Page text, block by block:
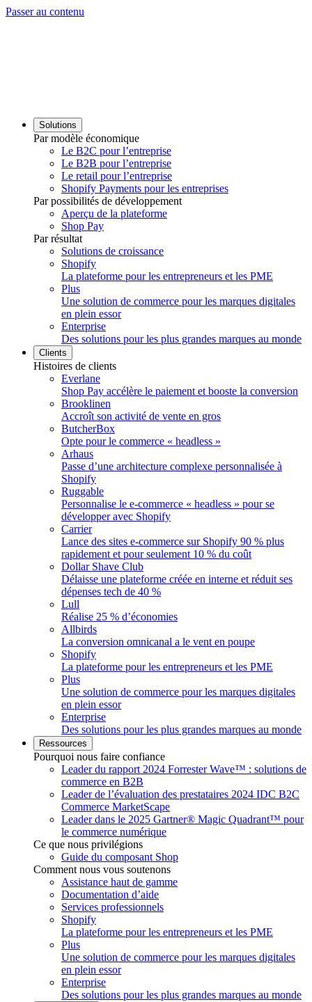
Passer au contenu
Solutions
Par modèle économique
Le B2C pour l’entreprise
Le B2B pour l’entreprise
Le retail pour l’entreprise
Shopify Payments pour les entreprises
Par possibilités de développement
Aperçu de la plateforme
Shop Pay
Par résultat
Solutions de croissance
Shopify
La plateforme pour les entrepreneurs et les PME
Plus
Une solution de commerce pour les marques digitales
en plein essor
Enterprise
Des solutions pour les plus grandes marques au monde
Clients
Histoires de clients
Everlane
Shop Pay accélère le paiement et booste la conversion
Brooklinen
Accroît son activité de vente en gros
ButcherBox
Opte pour le commerce « headless »
Arhaus
Passe d’une architecture complexe personnalisée à
Shopify
Ruggable
Personnalise le e-commerce « headless » pour se
développer avec Shopify
Carrier
Lance des sites e-commerce sur Shopify 90 % plus
rapidement et pour seulement 10 % du coût
Dollar Shave Club
Délaisse une plateforme créée en interne et réduit ses
dépenses tech de 40 %
Lull
Réalise 25 % d’économies
Allbirds
La conversion omnicanal a le vent en poupe
Shopify
La plateforme pour les entrepreneurs et les PME
Plus
Une solution de commerce pour les marques digitales
en plein essor
Enterprise
Des solutions pour les plus grandes marques au monde
Ressources
Pourquoi nous faire confiance
Leader du rapport 2024 Forrester Wave™ : solutions de
commerce en B2B
Leader de l’évaluation des prestataires 2024 IDC B2C
Commerce MarketScape
Leader dans le 2025 Gartner® Magic Quadrant™ pour
le commerce numérique
Ce que nous privilégions
Guide du composant Shop
Comment nous vous soutenons
Assistance haut de gamme
Documentation d’aide
Services professionnels
Shopify
La plateforme pour les entrepreneurs et les PME
Plus
Une solution de commerce pour les marques digitales
en plein essor
Enterprise
Des solutions pour les plus grandes marques au monde